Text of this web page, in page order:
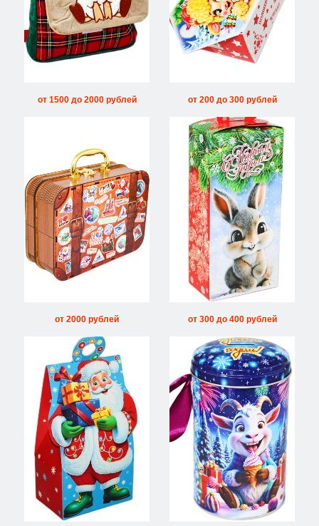
от 1500 до 2000 рублей от 200 до 300 рублей
от 2000 рублей от 300 до 400 рублей